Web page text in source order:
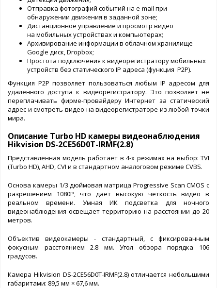
Отправка фотографий событий на e-mail при
обнаружении движения в заданной зоне;
Дистанционное управление и просмотр видео
на мобильных устройствах и компьютерах;
Архивирование информации в облачном хранилище
Google диск, Dropbox;
Простота подключения к видеорегистратору мобильных
устройств без статического IP адреса (функция Р2Р).
Функция Р2Р позволяет пользоваться любым IP адресом для
удаленного доступа к видеорегистратору. Это позволяет не
переплачивать фирме-провайдеру Интернет за статический
адрес и смотреть видео на видеорегистраторе из любой точки
мира.
Описание Turbo HD камеры видеонаблюдения
Hikvision DS-2CE56D0T-IRMF(2.8)
Представленная модель работает в 4-х режимах на выбор: TVI
(Turbo HD), AHD, CVI и в стандартном аналоговом режиме CVBS.
Основа камеры 1/3 дюймовая матрица Progressive Scan CMOS с
разрешением 1080P, что дает высокую четкость видео в
реальном времени. Умная ИК подсветка для ночного
видеонаблюдения освещает территорию на расстоянии до 20
метров.
Объектив видеокамеры - стандартный, с фиксированным
фокусным расстоянием 2.8 мм. Угол обзора порядка 106
градусов.
Камера Hikvision DS-2CE56D0T-IRMF(2.8) отличается небольшими
габаритами: 89,5 мм × 67,6 мм.